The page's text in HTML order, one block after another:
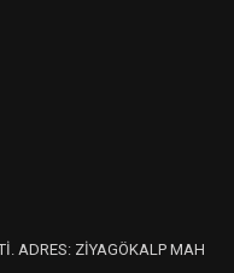
ADRES: ZİYAGÖKALP MAH